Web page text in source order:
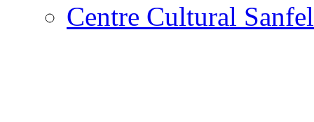
Centre Cultural